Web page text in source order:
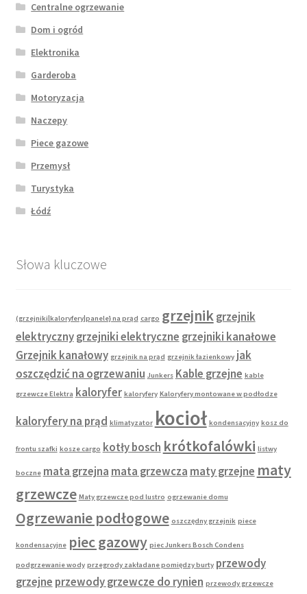
Centralne ogrzewanie
Dom i ogród
Elektronika
Garderoba
Motoryzacja
Naczepy
Piece gazowe
Przemysł
Turystyka
Łódź
Słowa kluczowe
(grzejniki|kaloryfery|panele} na prąd cargo grzejnik grzejnik
elektryczny grzejniki elektryczne grzejniki kanałowe
Grzejnik kanałowy grzejnik na prąd grzejnik łazienkowy jak
oszczędzić na ogrzewaniu Junkers Kable grzejne kable
grzewcze Elektra kaloryfer kaloryfery Kaloryfery montowane w podłodze
kaloryfery na prąd klimatyzator kocioł kondensacyjny kosz do
frontu szafki kosze cargo kotły bosch krótkofalówki listwy
boczne mata grzejna mata grzewcza maty grzejne maty
grzewcze Maty grzewcze pod lustro ogrzewanie domu
Ogrzewanie podłogowe oszczędny grzejnik piece
kondensacyjne piec gazowy piec Junkers Bosch Condens
podgrzewanie wody przegrody zakładane pomiędzy burty przewody
grzejne przewody grzewcze do rynien przewody grzewcze